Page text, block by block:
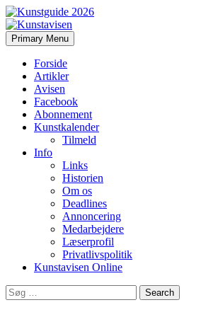
Kunstavisen
Search
Primary Menu Skip
to
Forside
Artikler
Avisen
Facebook
Abonnement
Kunstkalender
Tilmeld
Info
Links
Historien
Om os
Deadlines
Annoncering
Medarbejdere
Læserprofil
Privatlivspolitik
Kunstavisen Online
Search
for: